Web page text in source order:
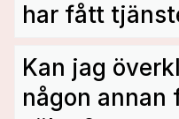
har fått
Kan jag
någon